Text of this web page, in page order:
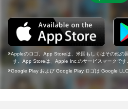
Appleのロゴ、App Storeは、米国もしくはその他の
す。App Storeは、Apple Inc.のサービスマークです
Google Play および Google Play ロゴは Google LLC